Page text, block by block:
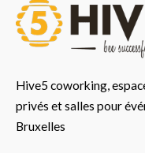
Hive5 coworking,
privés et salles pour
Bruxelles